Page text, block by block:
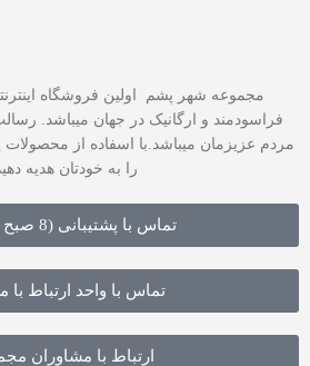
مجموعه شهر پشم اولین فروشگاه
فراسودمند و ارگانیک در جهان میباشد.
مردم عزیزمان میباشد.با اسفاده از
را به خودتان هدیه
تماس با پشتیبانی (8 صبح الی 15)
تماس با واحد ارتباط
ارتباط با مشاوران